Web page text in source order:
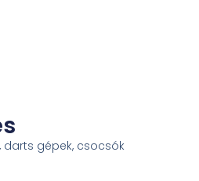
darts gépek, csocsók